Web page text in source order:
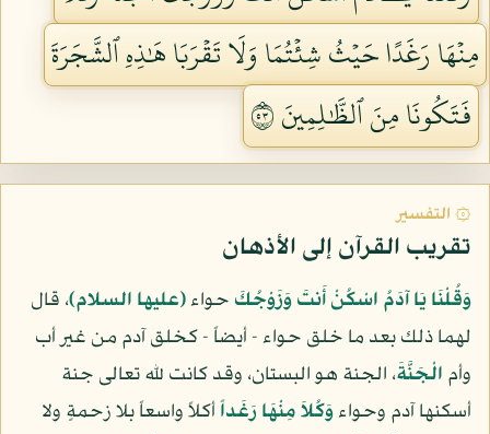
مِنۡهَا رَغَدًا حَيۡثُ شِئۡتُمَا وَلَا تَقۡرَبَا هَٰذِهِ ٱلشَّجَرَةَ
فَتَكُونَا مِنَ ٱلظَّٰلِمِينَ ٣٥
۞ التفسير
تقريب القرآن إلى الأذهان
وَقُلْنَا يَا آدَمُ اسْكُنْ أَنتَ وَزَوْجُكَ حواء(عليها السلام)، قال
لهما ذلك بعد ما خلق حواء - أيضاً - كخلق آدم من غير أب
وأم الْجَنَّةَ، الجنة هو البستان، وقد كانت لله تعالى جنة
أسكنها آدم وحواءوَكُلاَ مِنْهَا رَغَداًأكلاً واسعاً بلا زحمةٍ ولا